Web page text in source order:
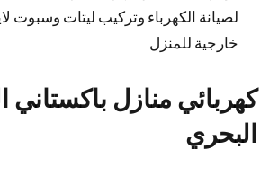
لصيانة الكهرباء وتركيب ليتات وسبوت
خارجية للمنزل
كهربائي منازل
البحري